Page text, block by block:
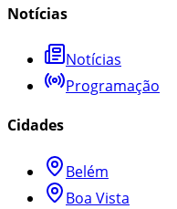
Notícias
Notícias
Programação
Cidades
Belém
Boa Vista